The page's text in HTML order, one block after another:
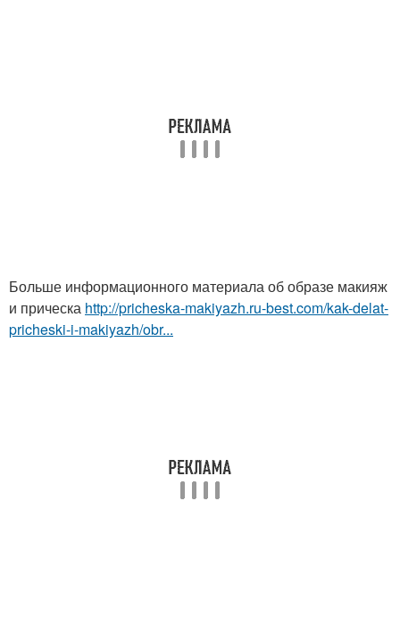
Больше информационного материала об образе макияж
и прическа http://pricheska-makiyazh.ru-best.com/kak-delat-
pricheski-i-makiyazh/obr...